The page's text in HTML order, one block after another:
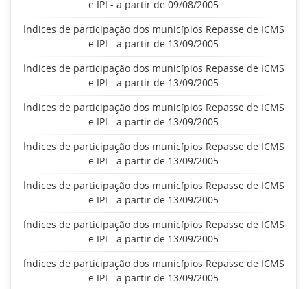
e IPI - a partir de 09/08/2005
Índices de participação dos municípios Repasse de ICMS
e IPI - a partir de 13/09/2005
Índices de participação dos municípios Repasse de ICMS
e IPI - a partir de 13/09/2005
Índices de participação dos municípios Repasse de ICMS
e IPI - a partir de 13/09/2005
Índices de participação dos municípios Repasse de ICMS
e IPI - a partir de 13/09/2005
Índices de participação dos municípios Repasse de ICMS
e IPI - a partir de 13/09/2005
Índices de participação dos municípios Repasse de ICMS
e IPI - a partir de 13/09/2005
Índices de participação dos municípios Repasse de ICMS
e IPI - a partir de 13/09/2005